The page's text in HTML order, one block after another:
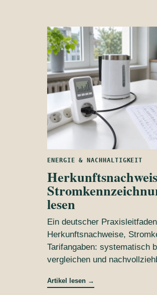
ENERGIE & NACHHALTIGKEIT
lesen
Ein deutscher
Herkunftsnachweise,
Tarifangaben: systematisch
vergleichen und
Artikel lesen →